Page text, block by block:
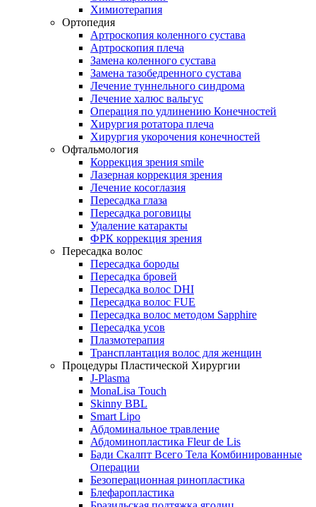
Химиотерапия
Ортопедия
Артроскопия коленного сустава
Артроскопия плеча
Замена коленного сустава
Замена тазобедренного сустава
Лечение туннельного синдрома
Лечение халюс вальгус
Операция по удлинению Конечностей
Хирургия ротатора плеча
Хирургия укорочения конечностей
Офтальмология
Коррекция зрения smile
Лазерная коррекция зрения
Лечение косоглазия
Пересадка глаза
Пересадка роговицы
Удаление катаракты
ФРК коррекция зрения
Пересадка волос
Пересадка бороды
Пересадка бровей
Пересадка волос DHI
Пересадка волос FUE
Пересадка волос методом Sapphire
Пересадка усов
Плазмотерапия
Трансплантация волос для женщин
Процедуры Пластической Хирургии
J-Plasma
MonaLisa Touch
Skinny BBL
Smart Lipo
Абдоминальное травление
Абдоминопластика Fleur de Lis
Бади Скалпт Всего Тела Комбинированные
Операции
Безоперационная ринопластика
Блефаропластика